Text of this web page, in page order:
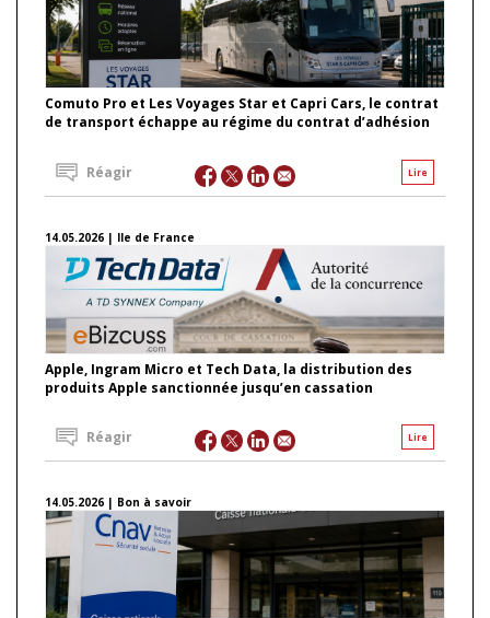
Comuto Pro et Les Voyages Star et Capri Cars, le contrat
de transport échappe au régime du contrat d’adhésion
Lire
Réagir
14.05.2026 | Ile de France
Apple, Ingram Micro et Tech Data, la distribution des
produits Apple sanctionnée jusqu’en cassation
Lire
Réagir
14.05.2026 | Bon à savoir